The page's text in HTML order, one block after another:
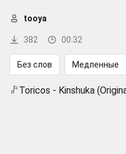
382 00:32
tooya
Без слов Медленные
Toricos - Kinshuka